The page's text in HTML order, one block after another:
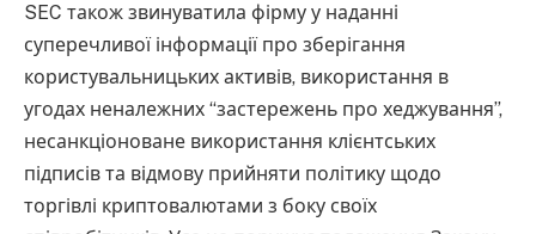
SEC також звинуватила фірму у наданні
суперечливої ​​інформації про зберігання
користувальницьких активів, використання в
угодах неналежних “застережень про хеджування”,
несанкціоноване використання клієнтських
підписів та відмову прийняти політику щодо
торгівлі криптовалютами з боку своїх